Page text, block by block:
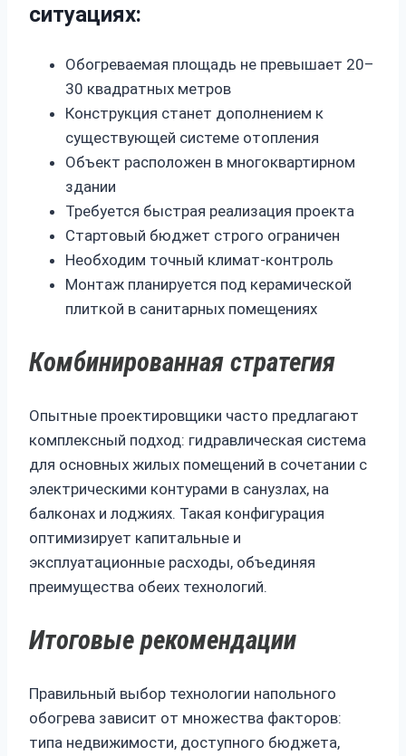
ситуациях:
Обогреваемая площадь не превышает 20–
30 квадратных метров
Конструкция станет дополнением к
существующей системе отопления
Объект расположен в многоквартирном
здании
Требуется быстрая реализация проекта
Стартовый бюджет строго ограничен
Необходим точный климат-контроль
Монтаж планируется под керамической
плиткой в санитарных помещениях
Комбинированная стратегия
Опытные проектировщики часто предлагают
комплексный подход: гидравлическая система
для основных жилых помещений в сочетании с
электрическими контурами в санузлах, на
балконах и лоджиях. Такая конфигурация
оптимизирует капитальные и
эксплуатационные расходы, объединяя
преимущества обеих технологий.
Итоговые рекомендации
Правильный выбор технологии напольного
обогрева зависит от множества факторов:
типа недвижимости, доступного бюджета,